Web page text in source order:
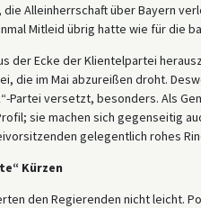
Alleinherrschaft über Bayern
Mitleid übrig hatte wie für die
der Ecke der Klientelpartei
die im Mai abzureißen droht.
Partei versetzt, besonders. Als
sie machen sich gegenseitig
gelegentlich rohes
Kürzen
den Regierenden nicht leicht.